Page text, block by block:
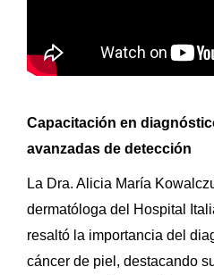
Capacitación en
avanzadas de detección
La Dra. Alicia María
dermatóloga del Hospital
resaltó la importancia del
cáncer de piel, destacando